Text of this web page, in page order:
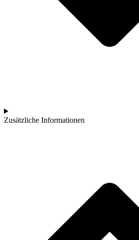
Zusätzliche Informationen